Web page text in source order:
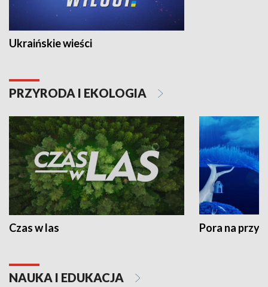
Ukraińskie wieści
PRZYRODA I EKOLOGIA
Czas w las Pora na
NAUKA I EDUKACJA